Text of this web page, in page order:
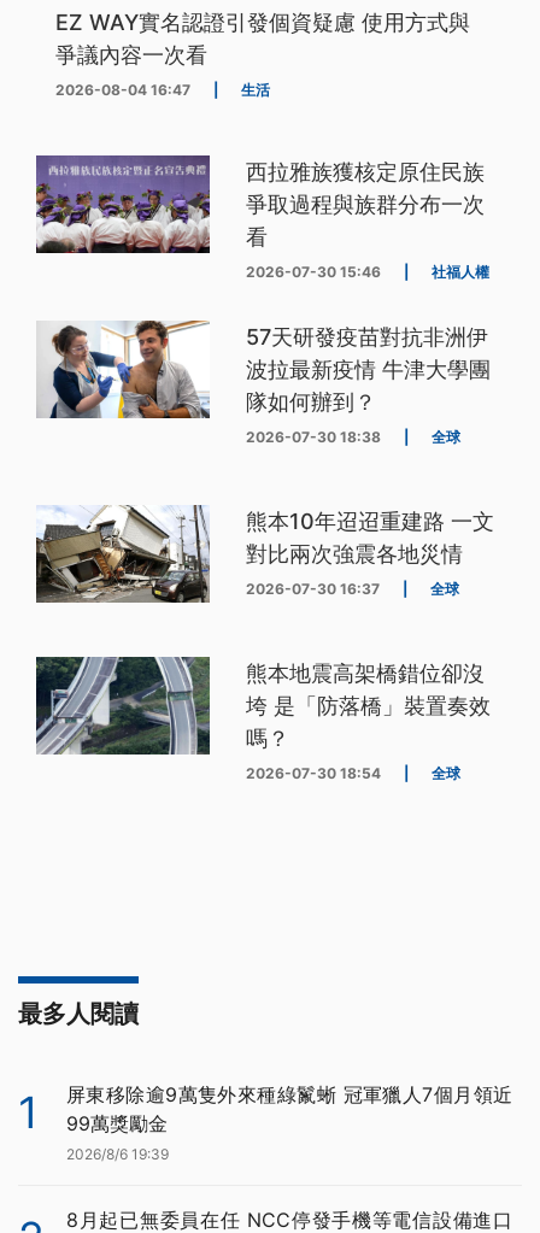
EZ WAY實名認證引發個資疑慮 使用方式與
爭議內容一次看
2026-08-04 16:47 生活
西拉雅族獲核定原住民族
爭取過程與族群分布一次
看
2026-07-30 15:46 社福人權
57天研發疫苗對抗非洲伊
波拉最新疫情 牛津大學團
隊如何辦到？
2026-07-30 18:38 全球
熊本10年迢迢重建路 一文
對比兩次強震各地災情
2026-07-30 16:37 全球
熊本地震高架橋錯位卻沒
垮 是「防落橋」裝置奏效
嗎？
2026-07-30 18:54 全球
最多人閱讀
1
屏東移除逾9萬隻外來種綠鬣蜥 冠軍獵人7個月領近
99萬獎勵金
2026/8/6 19:39
8月起已無委員在任 NCC停發手機等電信設備進口